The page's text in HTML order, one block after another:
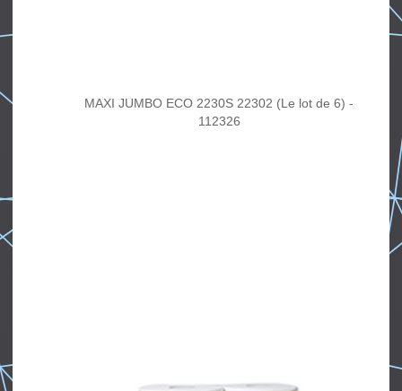
MAXI JUMBO ECO 2230S 22302 (Le lot de 6) -
112326